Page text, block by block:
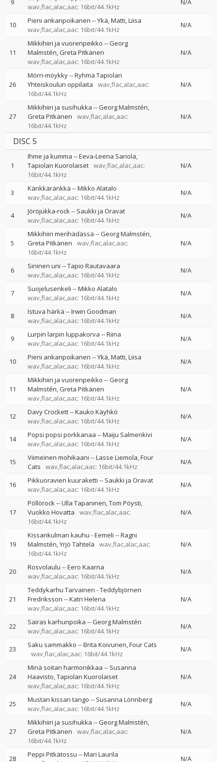
9
wav,flac,alac,aac: 16bit/44.1kHz
N/A
10 Pieni ankanpoikanen --Ykä Matti Liisa
wav,flac,alac,aac: 16bit/44.1kHz
N/A
11
Mikkihiiri ja vuorenpeikko --Georg
Malmstén Greta Pitkänen
wav,flac,alac,aac: 16bit/44.1kHz
N/A
26
Mörri-möykky--Ryhmä Tapiolan
Yhteiskoulun oppilaita
wav,flac,alac,aac:
16bit/44.1kHz
N/A
27
Mikkihiiri ja susihukka --Georg Malmstén
Greta Pitkänen
wav,flac,alac,aac:
16bit/44.1kHz
N/A
DISC 5
1
Ihme ja kumma --Eeva-Leena Sariola
Tapiolan Kuorolaiset wav,flac,alac,aac:
16bit/44.1kHz
N/A
3 Känkkäränkkä --Mikko Alatalo
wav,flac,alac,aac: 16bit/44.1kHz
N/A
4 Jöröjukka-rock-- Saukki ja Oravat
wav,flac,alac,aac: 16bit/44.1kHz
N/A
5
Mikkihiiri merihädässä --Georg Malmstén
Greta Pitkänen
wav,flac,alac,aac:
16bit/44.1kHz
N/A
6 Sininen uni --Tapio Rautavaara
wav,flac,alac,aac: 16bit/44.1kHz
N/A
7 Suojelusenkeli --Mikko Alatalo
wav,flac,alac,aac: 16bit/44.1kHz
N/A
8 Istuva härkä --Irwin Goodman
wav,flac,alac,aac: 16bit/44.1kHz
N/A
9 Lurpin larpin luppakorva --Riina
wav,flac,alac,aac: 16bit/44.1kHz
N/A
10 Pieni ankanpoikanen --Ykä Matti Liisa
wav,flac,alac,aac: 16bit/44.1kHz
N/A
11
Mikkihiiri ja vuorenpeikko --Georg
Malmstén Greta Pitkänen
wav,flac,alac,aac: 16bit/44.1kHz
N/A
12 Davy Crockett--Kauko Käyhkö
wav,flac,alac,aac: 16bit/44.1kHz
N/A
14 Popsi popsi porkkanaa --Maiju Salmenkivi
wav,flac,alac,aac: 16bit/44.1kHz
N/A
15 Viimeinen mohikaani --Lasse Liemola Four
Cats
wav,flac,alac,aac: 16bit/44.1kHz
N/A
16 Pikkuoravien kuuraketti -- Saukki ja Oravat
wav,flac,alac,aac: 16bit/44.1kHz
N/A
17
Pöllörock--Ulla Tapaninen Tom Pöysti
Vuokko Hovatta
wav,flac,alac,aac:
16bit/44.1kHz
N/A
19
Kissankulman kauhu - Eemeli --Ragni
Malmstén Yrjö Tähtelä
wav,flac,alac,aac:
16bit/44.1kHz
N/A
20 Rosvolaulu --Eero Kaarna
wav,flac,alac,aac: 16bit/44.1kHz
N/A
21
Teddykarhu Tarvainen - Teddybjörnen
Fredriksson --Katri Helena
wav,flac,alac,aac: 16bit/44.1kHz
N/A
22 Sairas karhunpoika --Georg Malmstén
wav,flac,alac,aac: 16bit/44.1kHz
N/A
23 Saku sammakko --Brita Koivunen Four Cats
wav,flac,alac,aac: 16bit/44.1kHz
N/A
24
Minä soitan harmonikkaa -- Susanna
Haavisto Tapiolan Kuorolaiset
wav,flac,alac,aac: 16bit/44.1kHz
N/A
25 Mustan kissan tango -- Susanna Lönnberg
wav,flac,alac,aac: 16bit/44.1kHz
N/A
27
Mikkihiiri ja susihukka --Georg Malmstén
Greta Pitkänen
wav,flac,alac,aac:
16bit/44.1kHz
N/A
28 Peppi Pitkätossu --Mari Laurila
N/A